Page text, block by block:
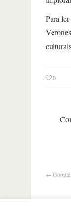
Para
0
← Google